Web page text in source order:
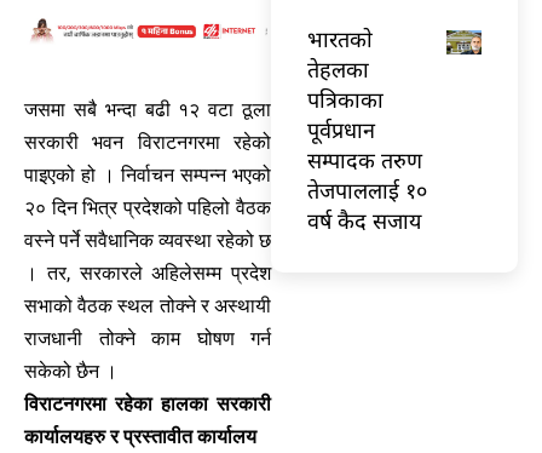
जसमा सबै भन्दा बढी १२ वटा ठूला
सरकारी भवन विराटनगरमा रहेको
पाइएको हो । निर्वाचन सम्पन्न भएको
२० दिन भित्र प्रदेशको पहिलो वैठक
वस्ने पर्ने सवैधानिक व्यवस्था रहेको छ
। तर, सरकारले अहिलेसम्म प्रदेश
सभाको वैठक स्थल तोक्ने र अस्थायी
राजधानी तोक्ने काम घोषण गर्न
सकेको छैन ।
विराटनगरमा रहेका हालका सरकारी
कार्यालयहरु र प्रस्तावीत कार्यालय
भारतकाे
तेहलका
पत्रिकाका
पूर्वप्रधान
सम्पादक तरुण
तेजपाललाई १०
वर्ष कैद सजाय